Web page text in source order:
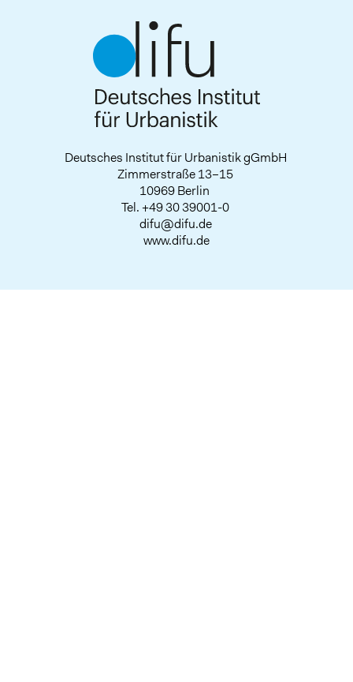
Deutsches Institut für Urbanistik gGmbH
Zimmerstraße 13–15
10969 Berlin
Tel.+49 30 39001-0
difu@difu.de
www.difu.de